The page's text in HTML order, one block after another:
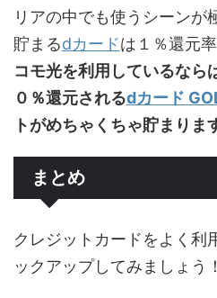
リアの中でも使うシーンが
貯まるdカードは１％還元率
コモ光を利用しているなら
０％還元されるdカード
トがめちゃくちゃ貯まりま
まとめ
クレジットカードをよく利
ックアップしてみましょう！